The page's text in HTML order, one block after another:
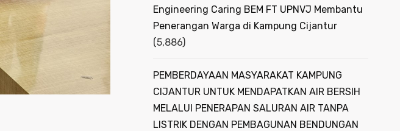
Engineering Caring BEM FT UPNVJ Membantu
Penerangan Warga di Kampung Cijantur
(5,886)
PEMBERDAYAAN MASYARAKAT KAMPUNG
CIJANTUR UNTUK MENDAPATKAN AIR BERSIH
MELALUI PENERAPAN SALURAN AIR TANPA
LISTRIK DENGAN PEMBAGUNAN BENDUNGAN